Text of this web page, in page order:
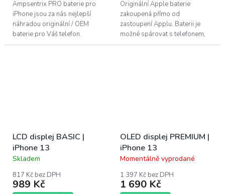
Ampsentrix PRO baterie pro
iPhone jsou za nás nejlepší
náhradou originální / OEM
baterie pro Váš telefon.
Nejmodernější technologie v
Originální Apple baterie
zakoupená přímo od
zastoupení Applu. Baterii je
možné spárovat s telefonem,
zobrazuje jak kondici, tak
LCD displej BASIC |
iPhone 13
Průměrné
produktu
je
Skladem
817 Kč bez DPH
989 Kč
OLED displej PREMIUM |
iPhone 13
Průměrné
produktu
je
Momentálně vyprodané
1 397 Kč bez DPH
1 690 Kč